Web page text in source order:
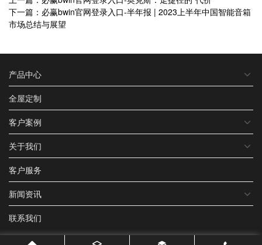
下一篇：必赢bwin官网登录入口-半年报 | 2023上半年中国智能音箱
市场总结与展望
产品中心
全屋定制
客户案例
关于我们
客户服务
新闻资讯
联系我们